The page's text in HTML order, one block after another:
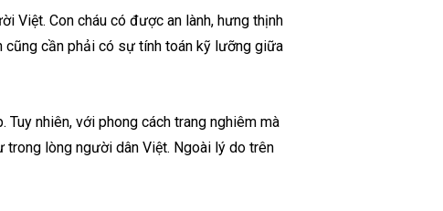
Việt. Con cháu có được an lành, hưng thịnh
cần phải có sự tính toán kỹ lưỡng giữa
nhiên, với phong cách trang nghiêm mà
trong lòng người dân Việt. Ngoài lý do trên